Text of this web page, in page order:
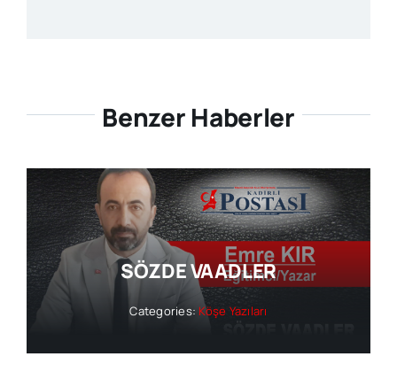
Benzer Haberler
SÖZDE VAADLER
Categories: Köşe Yazıları